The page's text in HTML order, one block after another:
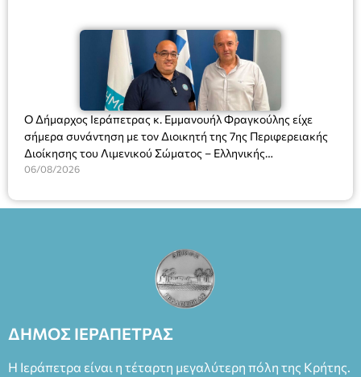
Ο Δήμαρχος Ιεράπετρας κ. Εμμανουήλ Φραγκούλης είχε
σήμερα συνάντηση με τον Διοικητή της 7ης Περιφερειακής
Διοίκησης του Λιμενικού Σώματος – Ελληνικής
Ακτοφυλακής (Λ.Σ.-ΕΛ.ΑΚΤ.), Αρχιπλοίαρχο Λ.Σ. κ. Ιωάννη
06/08/2026
ΔΗΜΟΣ ΙΕΡΑΠΕΤΡΑΣ
Η Ιεράπετρα είναι η τέταρτη μεγαλύτερη πόλη της Κρήτης.